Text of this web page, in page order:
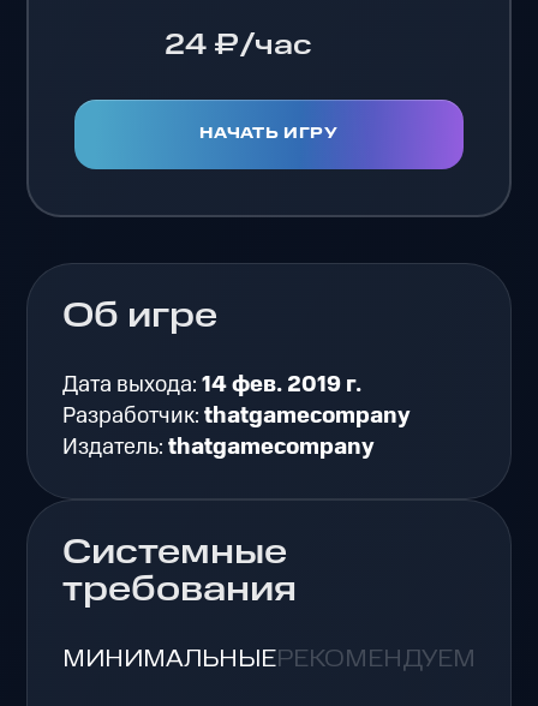
24 ₽/час
НАЧАТЬ ИГРУ
Об игре
Дата выхода:14 фев. 2019 г.
Разработчик:thatgamecompany
Издатель:thatgamecompany
Системные
требования
МИНИМАЛЬНЫЕРЕКОМЕНДУЕМЫЕ